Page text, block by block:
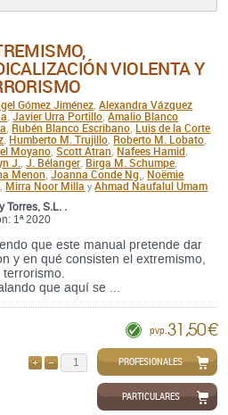
VIOLENTA Y
Gómez Jiménez Alexandra Vázquez
Javier Urra Portillo Amalio Blanco
Rubén Blanco Escribano Luis de la Corte
Humberto M. Trujillo Roberto M. Lobato
Moyano ,Scott Atran Nafees Hamid
J. J. Bélanger Birga M. Schumpe
Menon Joanna Conde Ng. Noëmie
Mirra Noor Milla y Ahmad Naufalul Umam
Torres, S.L. .
1ª 2020
que este manual pretende dar
y en qué consisten el extremismo,
que aquí se ...
pvp. 31,50 €
QUITARPROFESIONALES
PARTICULARES